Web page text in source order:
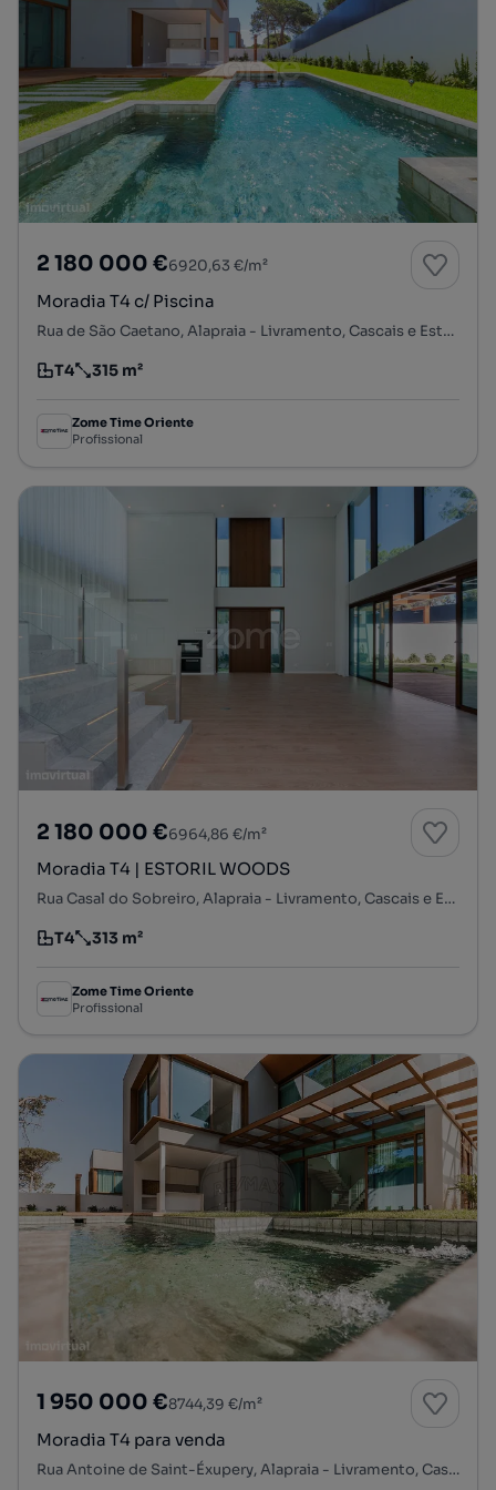
2 180 000 €6920,63 €/m²
Moradia T4 c/ Piscina
Rua de São Caetano, Alapraia - Livramento, Cascais e Estoril, Cascais, Lisboa
Tipologia
T4
Preço por metro quadrado
315 m²
Zome Time Oriente
Profissional
2 180 000 €6964,86 €/m²
Moradia T4 | ESTORIL WOODS
Rua Casal do Sobreiro, Alapraia - Livramento, Cascais e Estoril, Cascais, Lisboa
Tipologia
T4
Preço por metro quadrado
313 m²
Zome Time Oriente
Profissional
1 950 000 €8744,39 €/m²
Moradia T4 para venda
Rua Antoine de Saint-Éxupery, Alapraia - Livramento, Cascais e Estoril, Cascais, Lisboa